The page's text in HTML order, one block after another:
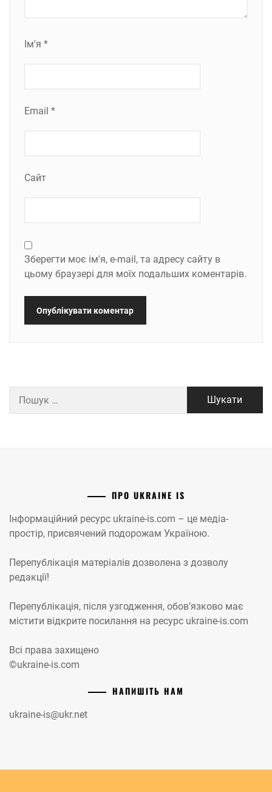
Ім'я *
Email *
Сайт
Зберегти моє ім'я, e-mail, та адресу сайту в
цьому браузері для моїх подальших коментарів.
ПРО UKRAINE IS
Інформаційний ресурс ukraine-is.com – це медіа-
простір, присвячений подорожам Україною.
Перепублікація матеріалів дозволена з дозволу
редакції!
Перепублікація, після узгодження, обов’язково має
містити відкрите посилання на ресурс ukraine-is.com
Всі права захищено
©ukraine-is.com
НАПИШІТЬ НАМ
ukraine-is@ukr.net